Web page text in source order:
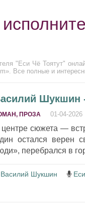
"Еси Чё Тоятут"
Все полные и
Шукшин
ПРОЗА 01-04-2026
сюжета —
остался верен
перебрался в
Василий Шукшин